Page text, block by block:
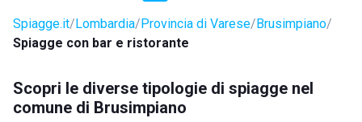
Spiagge.it Lombardia Provincia di Varese Brusimpiano
Spiagge con bar e ristorante
Scopri le diverse tipologie di spiagge nel
comune di Brusimpiano